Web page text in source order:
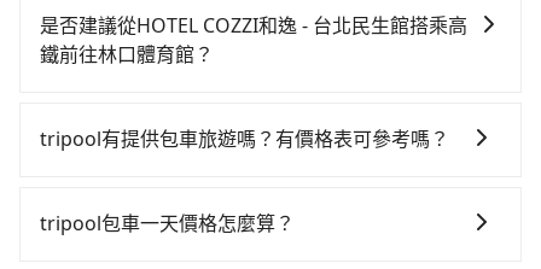
HOTEL COZZI和逸 - 台北民生館與林口體育館，不然就
是需要一次租用多天，如此預計小轎車的花費至少
隊、長鴻計程車等叫車看看。依照里程跳錶計算，價格
約為790~900元間，若改選tripool的專車服務可再更便
叫兩輛計程車的費用就貴了，改預約一輛tripool的九人
保證出車的共乘服務，不用再擔心人少不成團問題，還
能到府接送，機場、通勤共乘、大型活動接送都適合！
是否建議從HOTEL COZZI和逸 - 台北民生館搭乘高
鐵前往林口體育館？
體育館，高鐵較貴、費時、轉車麻煩！從最早06:26一直
往最靠近的台北高鐵站，叫一輛計程車花費約200元、車
tripool有提供包車旅遊嗎？有價格表可參考嗎？
逸 - 台北民生館的包車旅遊，從單純的單趟接送到算時
tripool包車一天價格怎麼算？